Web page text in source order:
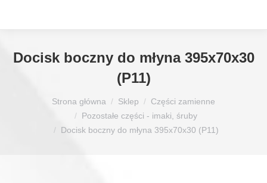
Docisk boczny do młyna 395x70x30
(P11)
Strona główna Sklep
Części zamienne
Pozostałe części - imaki, śruby
Docisk boczny do młyna 395x70x30 (P11)